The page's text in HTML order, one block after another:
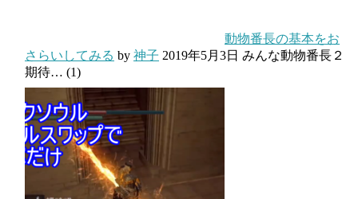
動物番長の基本をお
さらいしてみる by 神子 2019年5月3日 みんな動物番長２
期待… (1)